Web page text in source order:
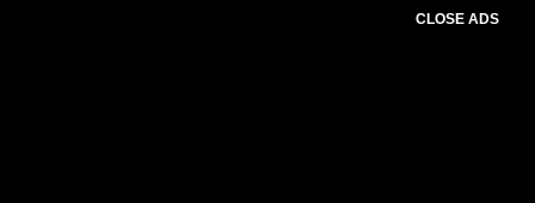
CLOSE ADS